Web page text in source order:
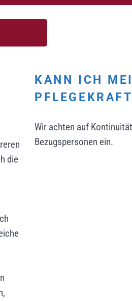
die
KANN ICH
Wir achten auf
Bezugspersonen ein.